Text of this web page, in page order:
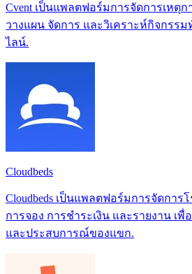
Cvent เป็นแพลตฟอร์มการจัดการเหตุ
วางแผน จัดการ และวิเคราะห์กิจกรร
ไลน์.
Cloudbeds
Cloudbeds เป็นแพลตฟอร์มการจัดการ
การจอง การชำระเงิน และรายงาน เ
และประสบการณ์ของแขก.